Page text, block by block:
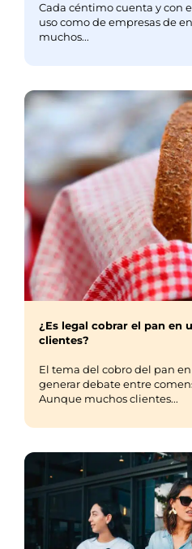
Cada céntimo cuenta y con
uso como de empresas de
muchos...
¿Es legal cobrar el pan en
clientes?
El tema del cobro del pan
generar debate entre
Aunque muchos clientes...